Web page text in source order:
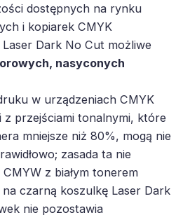
dostępnych na rynku
i kopiarek CMYK
Dark No Cut możliwe
nasyconych
w urządzeniach CMYK
z przejściami tonalnymi, które
mniejsze niż 80%, mogą nie
zasada ta nie
z białym tonerem
czarną koszulkę Laser Dark
nie pozostawia